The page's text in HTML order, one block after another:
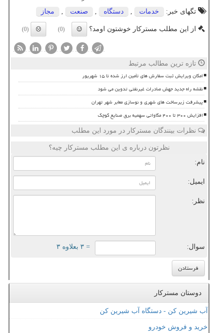
تگهای خبر:
خدمات دستگاه صنعت مجاز
از این مطلب مسترکار خوشتون اومد؟ (0)
(0)
تازه ترین مطالب مرتبط
امکان ویرایش ثبت سفارش های تأمین ارز شده تا ۱۵ شهریور
نقشه راه جدید جهش صادرات غیرنفتی تدوین می شود
پیشرفت زیرساخت های شهری و نوسازی معابر شهر تهران
افزایش ۳۰۰ تا ۴۰۰ مگاواتی سهمیه برق صنایع کوچک
نظرات بینندگان مسترکار در مورد این مطلب
نظرتون درباره ی این مطلب مسترکار چیه؟
نام:
ایمیل:
نظر:
سوال: = ۳ بعلاوه ۳
دوستان مسترکار
آب شیرین کن - دستگاه آب شیرین کن
خرید و فروش خودرو